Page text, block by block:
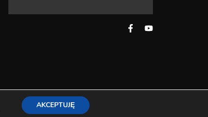
Złomowanie Skup aut
AKCEPTUJĘ